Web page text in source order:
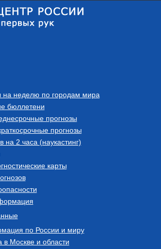
на неделю по городам мира
бюллетени
прогнозы
прогнозы
на 2 часа (наукастинг)
карты
по России и миру
в Москве и области